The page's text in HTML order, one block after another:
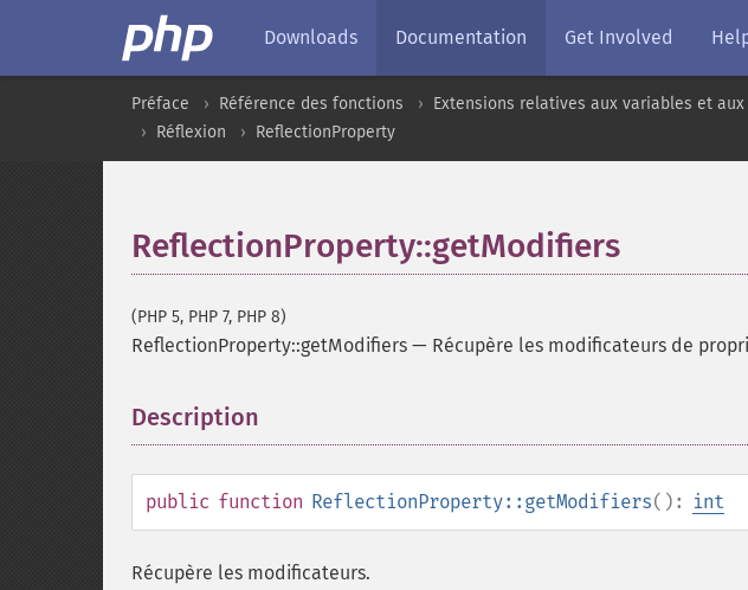
Downloads Documentation Get Involved
Préface Référence des fonctions
Extensions relatives aux variables et aux
Réflexion
ReflectionProperty
ReflectionProperty::getModifiers
(PHP 5, PHP 7, PHP 8)
ReflectionProperty::getModifiers — Récupère les modificateurs de
Description
public function ReflectionProperty::getModifiers(): int
Récupère les modificateurs.